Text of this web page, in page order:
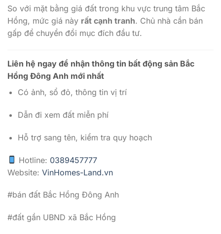
So với mặt bằng giá đất trong khu vực trung tâm Bắc
Hồng, mức giá này rất cạnh tranh. Chủ nhà cần bán
gấp để chuyển đổi mục đích đầu tư.
Liên hệ ngay để nhận thông tin bất động sản Bắc
Hồng Đông Anh mới nhất
Có ảnh, sổ đỏ, thông tin vị trí
Dẫn đi xem đất miễn phí
Hỗ trợ sang tên, kiểm tra quy hoạch
Hotline: 0389457777
Website: VinHomes-Land.vn
#bán đất Bắc Hồng Đông Anh
#đất gần UBND xã Bắc Hồng